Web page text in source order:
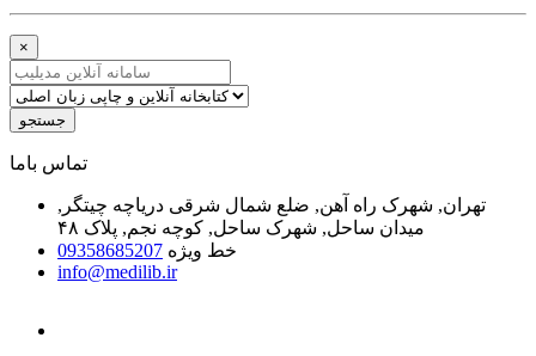
×
جستجو
ﺗﻤﺎﺱ ﺑﺎﻣﺎ
تهران, شهرک راه آهن, ضلع شمال شرقی دریاچه چیتگر,
میدان ساحل, شهرک ساحل, کوچه نجم, پلاک ۴۸
خط ویژه 09358685207
info@medilib.ir